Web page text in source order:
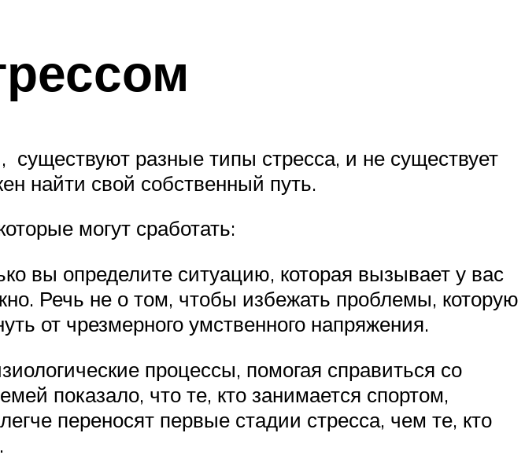
разные типы стресса, и не существует
найти свой собственный путь.
могут сработать:
вы определите ситуацию, которая вызывает у вас
Речь не о том, чтобы избежать проблемы, которую
от чрезмерного умственного напряжения.
процессы, помогая справиться со
показало, что те, кто занимается спортом,
переносят первые стадии стресса, чем те, кто